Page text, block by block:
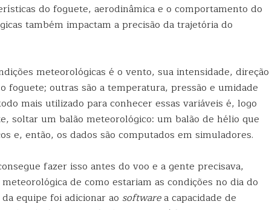
do foguete, aerodinâmica e o comportamento do
também impactam a precisão da trajetória do
meteorológicas é o vento, sua intensidade, direção
foguete; outras são a temperatura, pressão e umidade
mais utilizado para conhecer essas variáveis é, logo
soltar um balão meteorológico: um balão de hélio que
e, então, os dados são computados em simuladores.
fazer isso antes do voo e a gente precisava,
de como estariam as condições no dia do
equipe foi adicionar ao softwarea capacidade de